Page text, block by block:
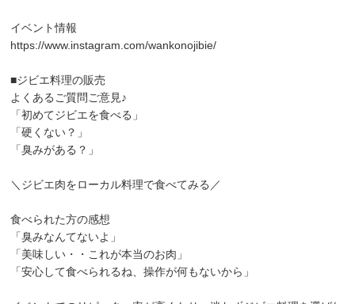
イベント情報
https://www.instagram.com/wankonojibie/
■ジビエ料理の販売
よくあるご質問ご意見♪
「初めてジビエを食べる」
「硬くない？」
「臭みがある？」
＼ジビエ肉をローカル料理で食べてみる／
食べられた方の感想
「臭みなんてないよ」
「美味しい・・これが本当のお肉」
「安心して食べられるね、操作が何もないから」